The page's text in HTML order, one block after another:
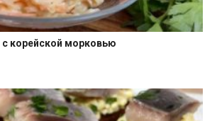
морковкой
корейской морковью